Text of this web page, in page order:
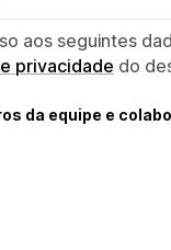
aos seguintes
privacidade do
da equipe e